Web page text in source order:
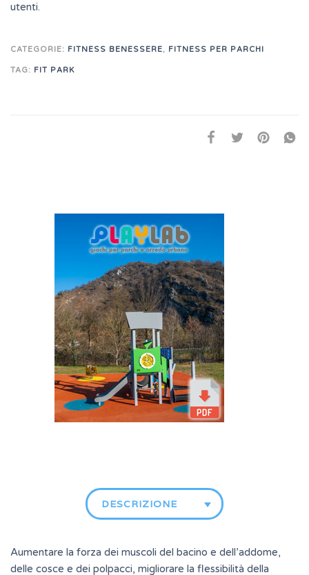
utenti.
CATEGORIE: FITNESS BENESSERE, FITNESS PER PARCHI
TAG: FIT PARK
DESCRIZIONE
Aumentare la forza dei muscoli del bacino e dell’addome,
delle cosce e dei polpacci, migliorare la flessibilità della